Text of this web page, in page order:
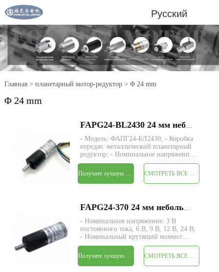
Русский
Главная> планетарный мотор-редуктор> Φ 24 mm
Φ 24 mm
- Модель: ФАПГ24-БЛ2430; - Коробка
передач: металлический планетарный
редуктор; - Номинальное напряжение:
6 В постоянного тока, 9 В, 12 В, 24 В,
36 В; - Номинальный крутящий
момент: макс. 15 кгс-см; - Размер:
Φ24* L подлежит уточнению; - Вал:
- Номинальное напряжение: 3 В
постоянного тока, 6 В, 9 В, 12 В, 24 В;
- Номинальный крутящий момент:
макс. 10 кгс-см; - Размер: Φ24 * Д
уточняется; - Вал: Φ6 мм, D-образный
вырез 0,5 мм; - Энкодер: магнитный
энкодер; - MOQ: 500 шт.;